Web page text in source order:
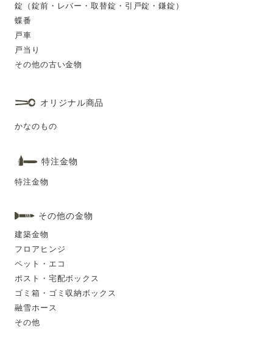
錠（錠前・レバー・取替錠・引戸錠・鎌錠）
蝶番
戸車
戸当り
その他の古い金物
オリジナル商品
かなのもの
特注金物
特注金物
その他の金物
建築金物
フロアヒンジ
ペット・エコ
ポスト・宅配ボックス
ゴミ箱・ゴミ収納ボックス
融雪ホース
その他